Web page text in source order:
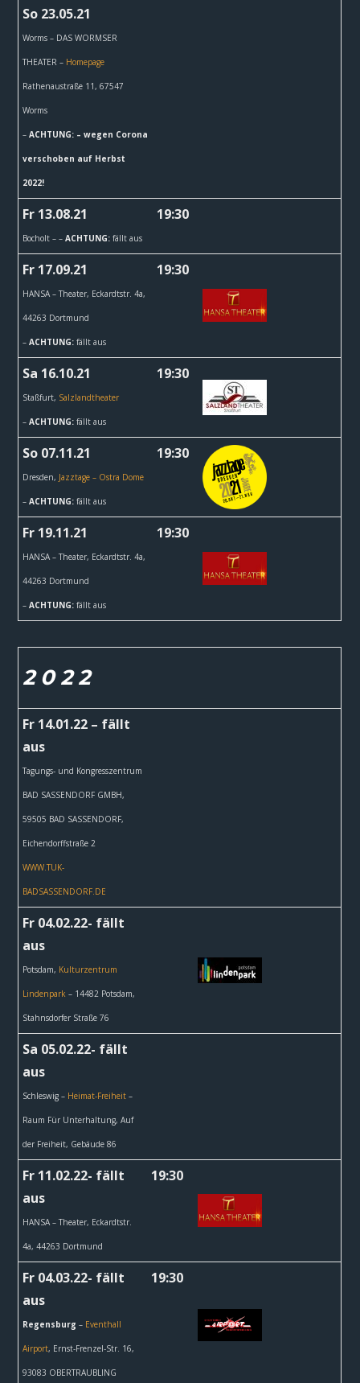
So 23.05.21
Worms – DAS WORMSER
THEATER – Homepage
Rathenaustraße 11, 67547
Worms
–ACHTUNG: – wegen Corona
verschoben auf Herbst
2022!
Fr 13.08.21
Bocholt ––ACHTUNG:fällt aus
19:30
Fr 17.09.21
HANSA – Theater, Eckardtstr. 4a,
44263 Dortmund
–ACHTUNG:fällt aus
19:30
Sa 16.10.21
Staßfurt, Salzlandtheater
–ACHTUNG:fällt aus
19:30
So 07.11.21
Dresden, Jazztage – Ostra Dome
–ACHTUNG:fällt aus
19:30
Fr 19.11.21
HANSA – Theater, Eckardtstr. 4a,
44263 Dortmund
–ACHTUNG:fällt aus
19:30
2 0 2 2
Fr 14.01.22 – fällt
aus
Tagungs- und Kongresszentrum
BAD SASSENDORF GMBH,
59505 BAD SASSENDORF,
Eichendorffstraße 2
WWW.TUK-
BADSASSENDORF.DE
Fr 04.02.22- fällt
aus
Potsdam, Kulturzentrum
Lindenpark– 14482 Potsdam,
Stahnsdorfer Straße 76
Sa 05.02.22- fällt
aus
Schleswig – Heimat-Freiheit –
Raum Für Unterhaltung, Auf
der Freiheit, Gebäude 86
Fr 11.02.22- fällt
aus
HANSA – Theater, Eckardtstr.
4a, 44263 Dortmund
19:30
Fr 04.03.22- fällt
aus
Regensburg– Eventhall
Airport, Ernst-Frenzel-Str. 16,
93083 OBERTRAUBLING
19:30